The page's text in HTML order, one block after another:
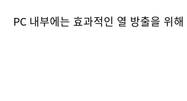
PC 내부에는 효과적인 열 방출을 위해